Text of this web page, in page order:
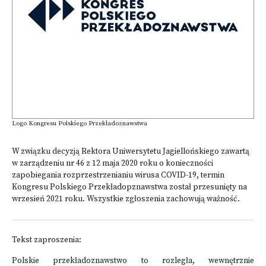
Logo Kongresu Polskiego Przekładoznawstwa
W związku decyzją Rektora Uniwersytetu Jagiellońskiego zawartą
w zarządzeniu nr 46 z 12 maja 2020 roku o konieczności
zapobiegania rozprzestrzenianiu wirusa COVID-19, termin
Kongresu Polskiego Przekładopznawstwa został przesunięty na
wrzesień 2021 roku. Wszystkie zgłoszenia zachowują ważność.
Tekst zaproszenia:
Polskie przekładoznawstwo to rozległa, wewnętrznie